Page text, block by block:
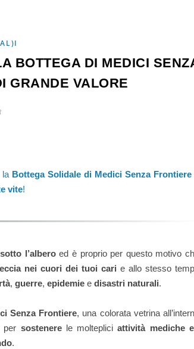
BOTTEGA DI MEDICI
GRANDE VALORE
la Bottega Solidale di Medici Senza Frontiere
vite!
sotto l’alberoed è proprio per questo motivo
nei cuori dei tuoi cari e allo stesso
, guerre, epidemie e disastri naturali.
Senza Frontiere, una colorata vetrina
per sostenerele moltepliciattività mediche
.